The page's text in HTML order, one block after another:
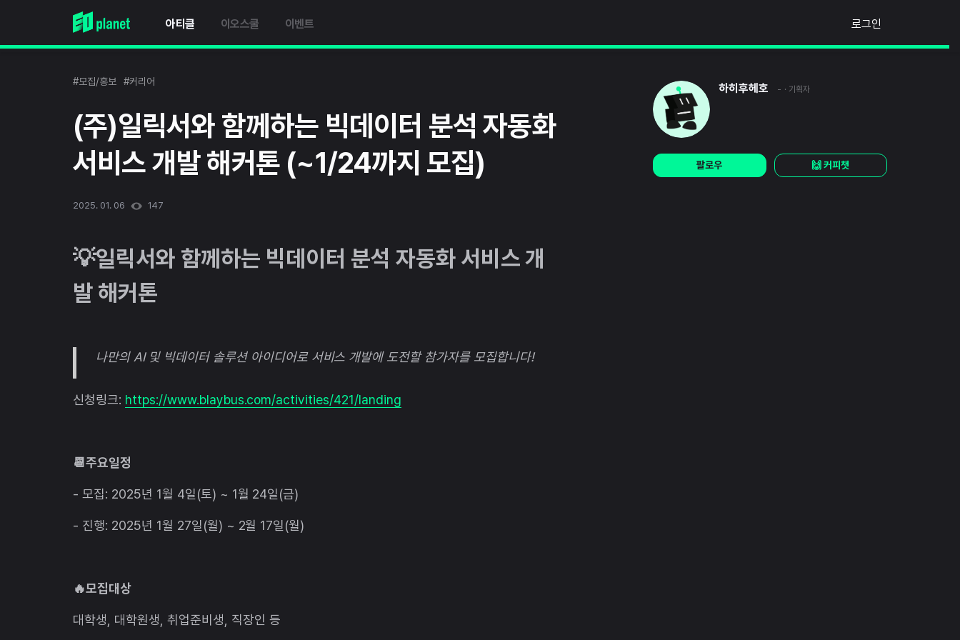
아티클 이오스쿨 이벤트 로그인
#모집/홍보 #커리어
(주)일릭서와 함께하는 빅데이터 분석 자동화
서비스 개발 해커톤 (~1/24까지 모집)
2025. 01. 06 147
💡일릭서와 함께하는 빅데이터 분석 자동화 서비스 개
발 해커톤
나만의 AI 및 빅데이터 솔루션 아이디어로 서비스 개발에 도전할 참가자를 모집합니다!
신청링크: https://www.blaybus.com/activities/421/landing
📆주요일정
- 모집: 2025년 1월 4일(토) ~ 1월 24일(금)
- 진행: 2025년 1월 27일(월) ~ 2월 17일(월)
🔥모집대상
대학생, 대학원생, 취업준비생, 직장인 등
하히후헤호 - · 기획자
팔로우 🙌 커피챗